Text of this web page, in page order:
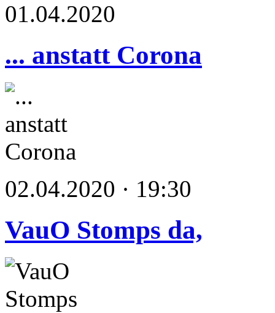
01.04.2020
... anstatt Corona
02.04.2020 · 19:30
VauO Stomps da,